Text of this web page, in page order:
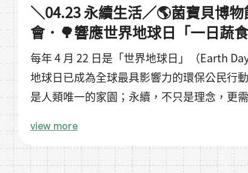
＼04.23 永續生活／🌎菌寶貝博
會．🌳響應世界地球日「一日蔬
每年 4 月 22 日是「世界地球日」（Earth
地球日已成為全球最具影響力的環保公民行
是人類唯一的家園；永續，不只是理念，更
身為致力推廣健康、自然與永續價值的場域
保護不該停留在口號，而應化為每一個人都
view more